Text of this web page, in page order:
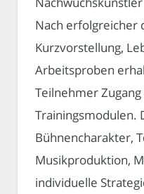
Nach erfolgreicher
Kurzvorstellung,
Arbeitsproben
Teilnehmer
Trainingsmodulen.
Bühnencharakter,
Musikproduktion,
individuelle